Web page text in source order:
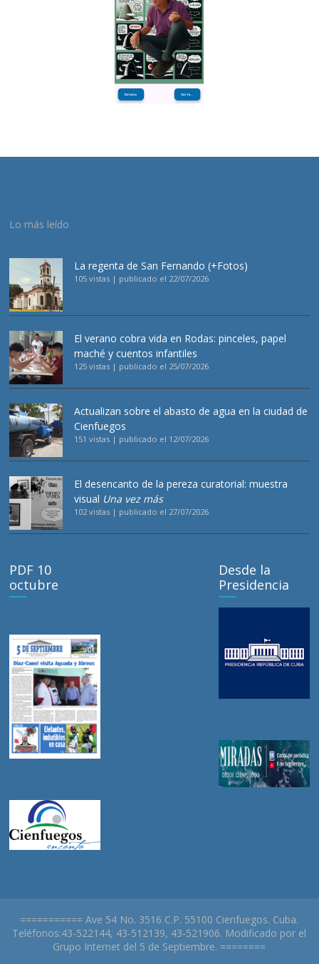
Lo más leído
La regenta de San Fernando (+Fotos)
105 vistas | publicado el 22/07/2026
El verano cobra vida en Rodas: pinceles, papel
maché y cuentos infantiles
125 vistas | publicado el 25/07/2026
Actualizan sobre el abasto de agua en la ciudad de
Cienfuegos
151 vistas | publicado el 12/07/2026
El desencanto de la pereza curatorial: muestra
visual Una vez más
102 vistas | publicado el 27/07/2026
PDF 10
octubre
Desde la
Presidencia
=========== Ave 54 No. 3516 C.P. 55100 Cienfuegos. Cuba.
Teléfonos:43-522144, 43-512139, 43-521906. Modificado por el
Grupo Internet del 5 de Septiembre. ========